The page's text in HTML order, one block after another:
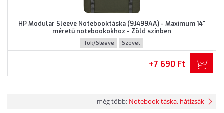
HP Modular Sleeve Notebooktáska (9J499AA) - Maximum 14"
méretű notebookokhoz - Zöld színben
Tok/Sleeve Szövet
+7 690 Ft
még több: Notebook táska, hátizsák